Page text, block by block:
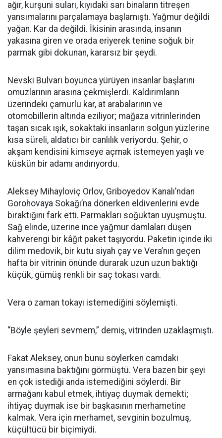
ağır, kurşuni suları, kıyıdaki sarı binaların titreşen
yansımalarını parçalamaya başlamıştı. Yağmur değildi
yağan. Kar da değildi. İkisinin arasında, insanın
yakasına giren ve orada eriyerek tenine soğuk bir
parmak gibi dokunan, kararsız bir şeydi.
Nevski Bulvarı boyunca yürüyen insanlar başlarını
omuzlarının arasına çekmişlerdi. Kaldırımların
üzerindeki çamurlu kar, at arabalarının ve
otomobillerin altında eziliyor; mağaza vitrinlerinden
taşan sıcak ışık, sokaktaki insanların solgun yüzlerine
kısa süreli, aldatıcı bir canlılık veriyordu. Şehir, o
akşam kendisini kimseye açmak istemeyen yaşlı ve
küskün bir adamı andırıyordu.
Aleksey Mihayloviç Orlov, Griboyedov Kanalı’ndan
Gorohovaya Sokağı’na dönerken eldivenlerini evde
bıraktığını fark etti. Parmakları soğuktan uyuşmuştu.
Sağ elinde, üzerine ince yağmur damlaları düşen
kahverengi bir kâğıt paket taşıyordu. Paketin içinde iki
dilim medovik, bir kutu siyah çay ve Vera’nın geçen
hafta bir vitrinin önünde durarak uzun uzun baktığı
küçük, gümüş renkli bir saç tokası vardı.
Vera o zaman tokayı istemediğini söylemişti.
“Böyle şeyleri sevmem,” demiş, vitrinden uzaklaşmıştı.
Fakat Aleksey, onun bunu söylerken camdaki
yansımasına baktığını görmüştü. Vera bazen bir şeyi
en çok istediği anda istemediğini söylerdi. Bir
armağanı kabul etmek, ihtiyaç duymak demekti;
ihtiyaç duymak ise bir başkasının merhametine
kalmak. Vera için merhamet, sevginin bozulmuş,
küçültücü bir biçimiydi.